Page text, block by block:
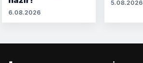
6.08.2026
5.08.2026